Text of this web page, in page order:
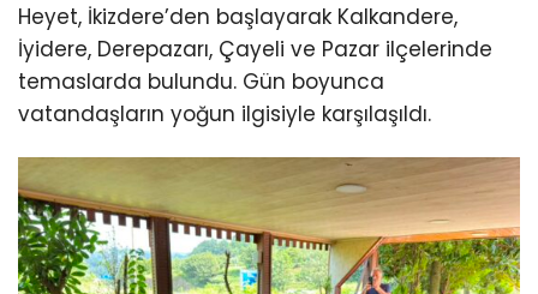
Heyet, İkizdere’den başlayarak Kalkandere,
İyidere, Derepazarı, Çayeli ve Pazar ilçelerinde
temaslarda bulundu. Gün boyunca
vatandaşların yoğun ilgisiyle karşılaşıldı.